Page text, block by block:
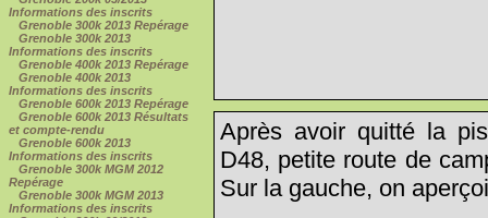
Informations des inscrits
Grenoble 300k 2013 Repérage
Grenoble 300k 2013
Informations des inscrits
Grenoble 400k 2013 Repérage
Grenoble 400k 2013
Informations des inscrits
Grenoble 600k 2013 Repérage
Grenoble 600k 2013 Résultats
et compte-rendu
Grenoble 600k 2013
Informations des inscrits
Grenoble 300k MGM 2012
Repérage
Grenoble 300k MGM 2013
Informations des inscrits
Après avoir quitté la
D48, petite route de
Sur la gauche, on